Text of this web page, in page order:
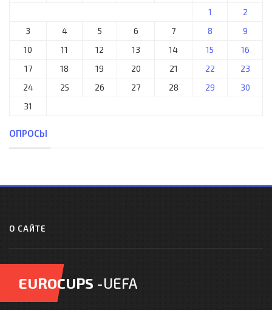
1
2
3
4 5 6 7 8
9
10
11 12 13 14 15
16
17
18 19 20 21 22
23
24
25 26 27 28 29
30
31
ОПРОСЫ
О САЙТЕ
EUROCUPS -UEFA